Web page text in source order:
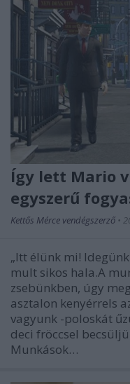
Így lett Mario
egyszerű
Kettős Mérce vendégszerző •
„Itt élünk mi!
mult sikos hala.A
zsebünkben, úgy
asztalon kenyérrels
vagyunk -poloskát
deci fröccsel
Munkások…